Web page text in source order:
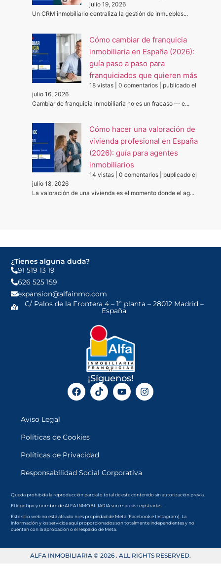
julio 19, 2026
Un CRM inmobiliario centraliza la gestión de inmuebles...
Cómo cambiar de franquicia
inmobiliaria en España (2026):
guía paso a paso para
franquiciados que quieren más
18 vistas 0 comentarios
publicado el
julio 16, 2026
Cambiar de franquicia inmobiliaria no es un fracaso — e...
Cómo hacer una valoración de
vivienda profesional en España
(2026): guía para agentes
inmobiliarios
14 vistas 0 comentarios
publicado el
julio 18, 2026
La valoración de una vivienda es el momento donde el ag...
¿Tienes alguna duda?
91 519 13 19
626 525 159
expansion@alfainmo.com
C/ Palos de la Frontera 4 – 1ª planta – 28012 Madrid –
España
¡Síguenos!
Aviso Legal
Políticas de Cookies
Políticas de Privacidad
Responsabilidad Social Corporativa
Queda prohibida la reproducción parcial o total de este contenido sin autorización previa.
El logotipo y nombre de ALFA INMOBILIARIA son marcas registradas.
Este sitio web no está afiliado ni es propiedad de Meta (Facebook e Instagram). La
información y los servicios aquí proporcionados son totalmente independientes y no
cuentan con la aprobación o el respaldo de Meta.
ALFA INMOBILIARIA © 2026 . ALL RIGHTS RESERVED.